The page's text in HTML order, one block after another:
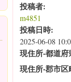
投稿者:
m4851
投稿日時:
2025-06-08
現住所‐都道府
現住所‐郡市